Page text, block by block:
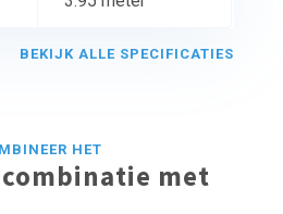
BEKIJK ALLE SPECIFICATIES
HET
met